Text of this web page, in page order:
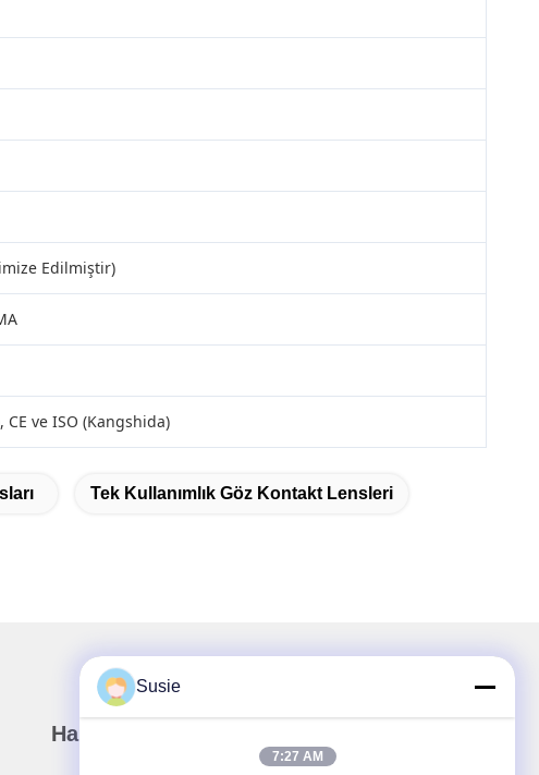
Edilmiştir)
CE ve ISO (Kangshida)
Tek Kullanımlık Göz Kontakt Lensleri
Haber Bültenimiz
Susie
7:27 AM